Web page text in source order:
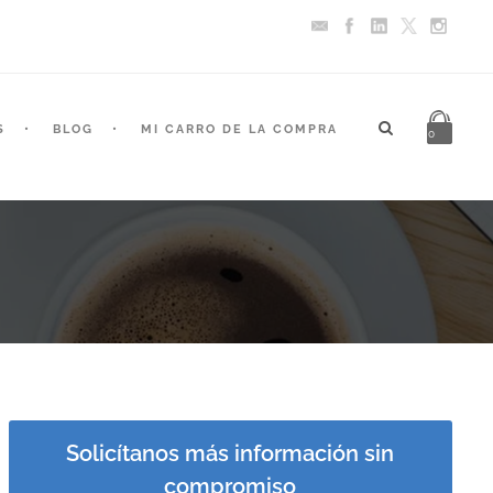
BLOG MI CARRO DE LA COMPRA 0
Solicítanos más información sin
compromiso